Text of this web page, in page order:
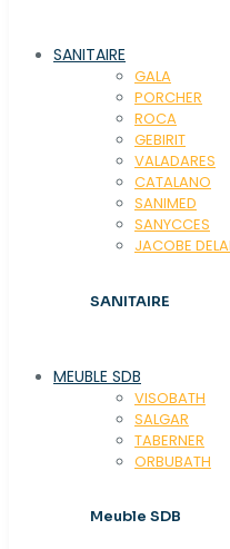
SANITAIRE
GALA
PORCHER
ROCA
GEBIRIT
VALADARES
CATALANO
SANIMED
SANYCCES
JACOBE
SANITAIRE
MEUBLE SDB
VISOBATH
SALGAR
TABERNER
ORBUBATH
Meuble SDB